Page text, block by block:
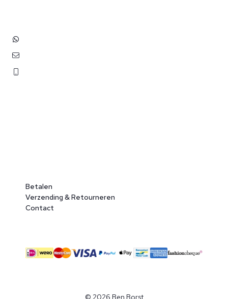
Betalen
Verzending & Retourneren
Contact
© 2026 Ben Borst